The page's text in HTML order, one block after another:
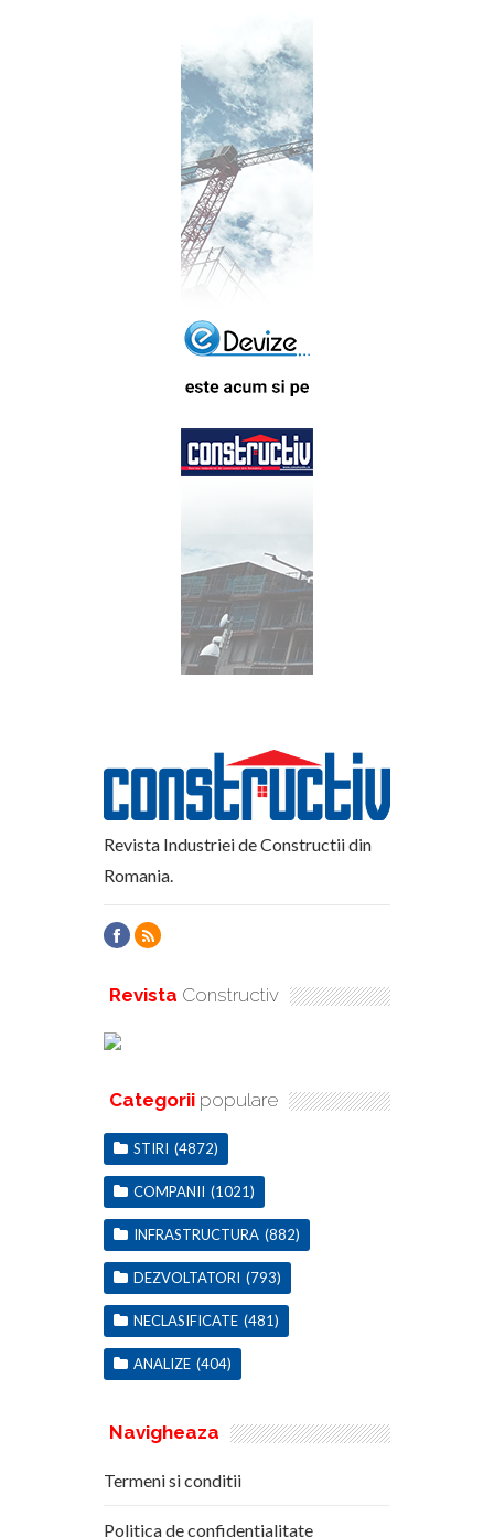
Revista Industriei de Constructii din
Romania.
Revista Constructiv
Categorii populare
STIRI (4872)
COMPANII (1021)
INFRASTRUCTURA (882)
DEZVOLTATORI (793)
NECLASIFICATE (481)
ANALIZE (404)
Navigheaza
Termeni si conditii
Politica de confidentialitate